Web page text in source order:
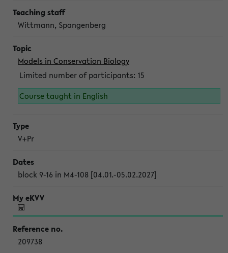
Wittmann, Spangenberg
Models in Conservation Biology
Limited number of participants: 15
Course taught in English
V+Pr
block 9-16 in M4-108 [04.01.-05.02.2027]
209738